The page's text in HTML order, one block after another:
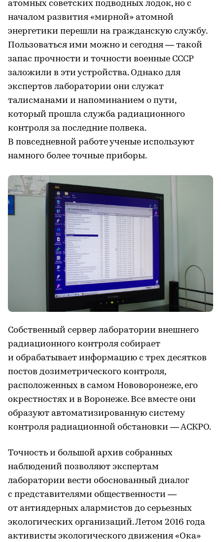
атомных советских подводных лодок, но с
началом развития «мирной» атомной
энергетики перешли на гражданскую службу.
Пользоваться ими можно и сегодня — такой
запас прочности и точности военные СССР
заложили в эти устройства. Однако для
экспертов лаборатории они служат
талисманами и напоминанием о пути,
который прошла служба радиационного
контроля за последние полвека.
В повседневной работе ученые используют
намного более точные приборы.
Собственный сервер лаборатории внешнего
радиационного контроля собирает
и обрабатывает информацию с трех десятков
постов дозиметрического контроля,
расположенных в самом Нововоронеже, его
окрестностях и в Воронеже. Все вместе они
образуют автоматизированную систему
контроля радиационной обстановки — АСКРО.
Точность и большой архив собранных
наблюдений позволяют экспертам
лаборатории вести обоснованный диалог
с представителями общественности —
от антиядерных алармистов до серьезных
экологических организаций. Летом 2016 года
активисты экологического движения «Ока»